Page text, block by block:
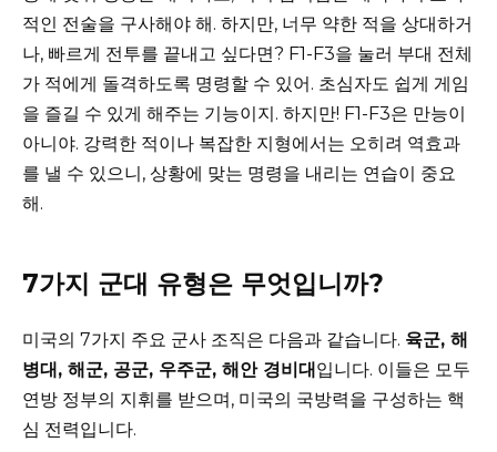
적인 전술을 구사해야 해. 하지만, 너무 약한 적을 상대하거
나, 빠르게 전투를 끝내고 싶다면? F1-F3을 눌러 부대 전체
가 적에게 돌격하도록 명령할 수 있어. 초심자도 쉽게 게임
을 즐길 수 있게 해주는 기능이지. 하지만! F1-F3은 만능이
아니야. 강력한 적이나 복잡한 지형에서는 오히려 역효과
를 낼 수 있으니, 상황에 맞는 명령을 내리는 연습이 중요
해.
7가지 군대 유형은 무엇입니까?
미국의 7가지 주요 군사 조직은 다음과 같습니다. 육군, 해
병대, 해군, 공군, 우주군, 해안 경비대입니다. 이들은 모두
연방 정부의 지휘를 받으며, 미국의 국방력을 구성하는 핵
심 전력입니다.